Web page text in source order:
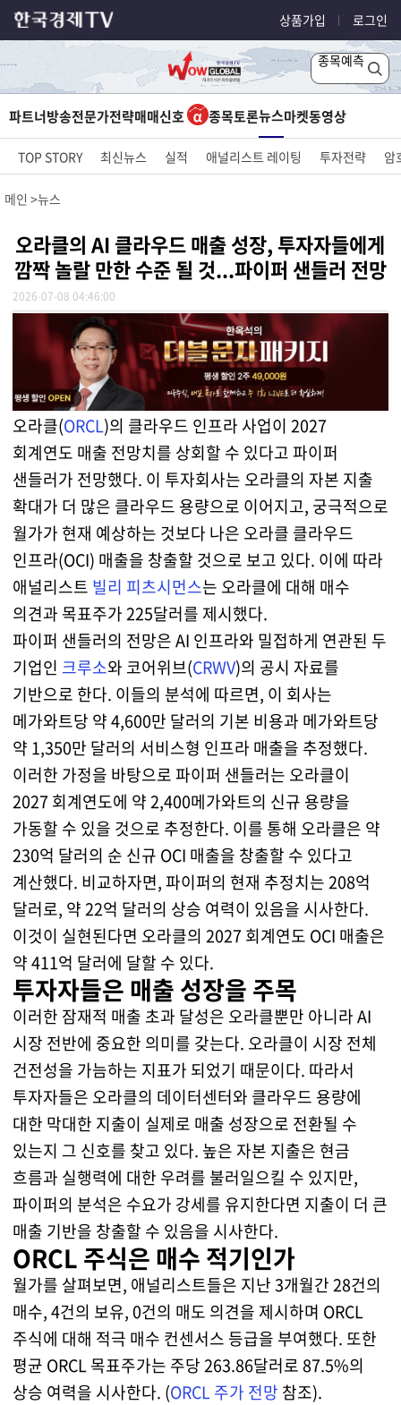
상품가입 로그인
종목예측
파트너방송전문가전략매매신호 종목토론뉴스마켓동영상
TOP STORY 최신뉴스 실적 애널리스트 레이팅 투자전략 암
메인 뉴스
오라클의 AI 클라우드 매출 성장, 투자자들에게
깜짝 놀랄 만한 수준 될 것...파이퍼 샌들러 전망
2026-07-08 04:46:00
오라클(ORCL)의 클라우드 인프라 사업이 2027
회계연도 매출 전망치를 상회할 수 있다고 파이퍼
샌들러가 전망했다. 이 투자회사는 오라클의 자본 지출
확대가 더 많은 클라우드 용량으로 이어지고, 궁극적으로
월가가 현재 예상하는 것보다 나은 오라클 클라우드
인프라(OCI) 매출을 창출할 것으로 보고 있다. 이에 따라
애널리스트 빌리 피츠시먼스는 오라클에 대해 매수
의견과 목표주가 225달러를 제시했다.
파이퍼 샌들러의 전망은 AI 인프라와 밀접하게 연관된 두
기업인 크루소와 코어위브(CRWV)의 공시 자료를
기반으로 한다. 이들의 분석에 따르면, 이 회사는
메가와트당 약 4,600만 달러의 기본 비용과 메가와트당
약 1,350만 달러의 서비스형 인프라 매출을 추정했다.
이러한 가정을 바탕으로 파이퍼 샌들러는 오라클이
2027 회계연도에 약 2,400메가와트의 신규 용량을
가동할 수 있을 것으로 추정한다. 이를 통해 오라클은 약
230억 달러의 순 신규 OCI 매출을 창출할 수 있다고
계산했다. 비교하자면, 파이퍼의 현재 추정치는 208억
달러로, 약 22억 달러의 상승 여력이 있음을 시사한다.
이것이 실현된다면 오라클의 2027 회계연도 OCI 매출은
약 411억 달러에 달할 수 있다.
투자자들은 매출 성장을 주목
이러한 잠재적 매출 초과 달성은 오라클뿐만 아니라 AI
시장 전반에 중요한 의미를 갖는다. 오라클이 시장 전체
건전성을 가늠하는 지표가 되었기 때문이다. 따라서
투자자들은 오라클의 데이터센터와 클라우드 용량에
대한 막대한 지출이 실제로 매출 성장으로 전환될 수
있는지 그 신호를 찾고 있다. 높은 자본 지출은 현금
흐름과 실행력에 대한 우려를 불러일으킬 수 있지만,
파이퍼의 분석은 수요가 강세를 유지한다면 지출이 더 큰
매출 기반을 창출할 수 있음을 시사한다.
ORCL 주식은 매수 적기인가
월가를 살펴보면, 애널리스트들은 지난 3개월간 28건의
매수, 4건의 보유, 0건의 매도 의견을 제시하며 ORCL
주식에 대해 적극 매수 컨센서스 등급을 부여했다. 또한
평균 ORCL 목표주가는 주당 263.86달러로 87.5%의
상승 여력을 시사한다. (ORCL 주가 전망 참조).